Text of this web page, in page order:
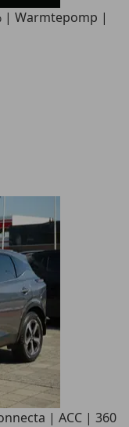
| Warmtepomp |
| ACC | 360